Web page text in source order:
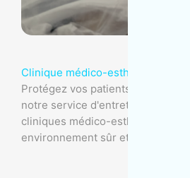
Clinique médico-esthétique
Protégez vos patients et votre
notre service d'entretien
cliniques médico-esthétiques,
environnement sûr et impeccable.